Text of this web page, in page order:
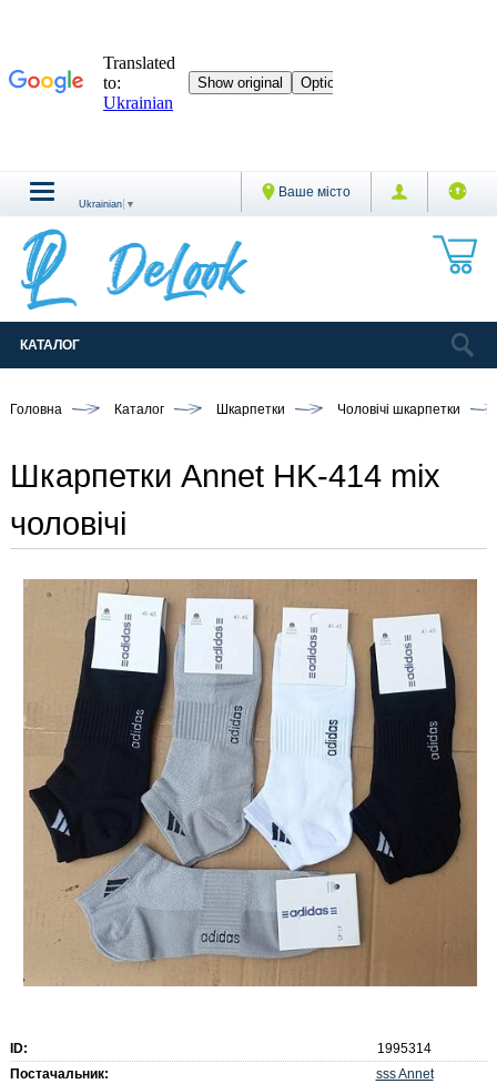
Ваше місто
Ukrainian ▼
КАТАЛОГ
Головна Каталог Шкарпетки Чоловічі шкарпетки
Шкарпетки Annet HK-414 mix
чоловічі
ID:
1995314
Постачальник:
sss Annet